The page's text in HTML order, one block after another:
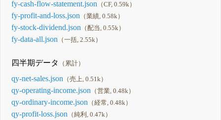
fy-cash-flow-statement.json （CF, 0.59k）
fy-profit-and-loss.json （業績, 0.58k）
fy-stock-dividend.json （配当, 0.55k）
fy-data-all.json （一括, 2.55k）
四半期データ （累計）
qy-net-sales.json （売上, 0.51k）
qy-operating-income.json （営業, 0.48k）
qy-ordinary-income.json （経常, 0.48k）
qy-profit-loss.json （純利, 0.47k）